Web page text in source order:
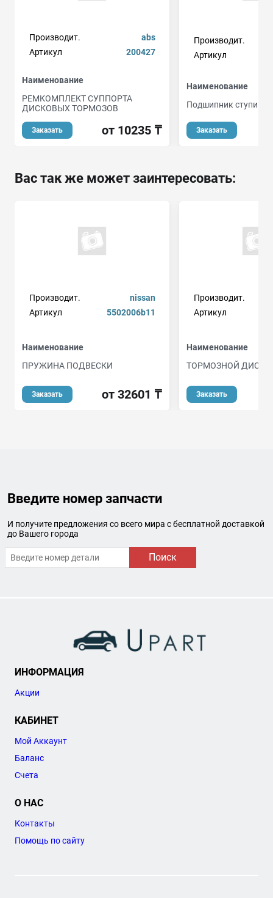
Производит.
abs
Артикул
200427
Наименование
РЕМКОМПЛЕКТ СУППОРТА
ДИСКОВЫХ ТОРМОЗОВ
Заказать от 10235 ₸
Производит.
Артикул
Наименование
Подшипник ступицы
Заказать
Вас так же может заинтересовать:
Производит.
nissan
Артикул
5502006b11
Наименование
ПРУЖИНА ПОДВЕСКИ
Заказать от 32601 ₸
Производит.
Артикул
Наименование
ТОРМОЗНОЙ ДИСК
Заказать
Введите номер запчасти
И получите предложения со всего мира с бесплатной доставкой
до Вашего города
Поиск
ИНФОРМАЦИЯ
Акции
КАБИНЕТ
Мой Аккаунт
Баланс
Счета
О НАС
Контакты
Помощь по сайту